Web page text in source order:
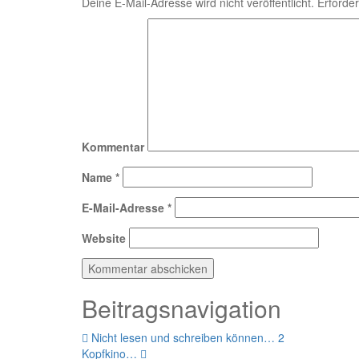
Kommentar
Name *
E-Mail-Adresse *
Website
Beitragsnavigation
Nicht lesen und schreiben können… 2
Kopfkino…